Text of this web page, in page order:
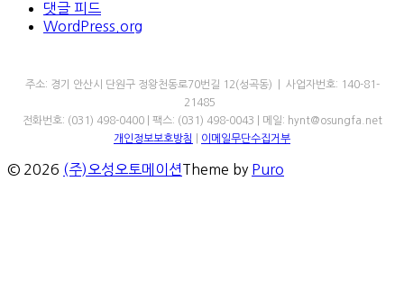
댓글 피드
WordPress.org
주소: 경기 안산시 단원구 정왕천동로70번길 12(성곡동) | 사업자번호: 140-81-
21485
전화번호: (031) 498-0400 | 팩스: (031) 498-0043 | 메일: hynt@osungfa.net
개인정보보호방침
이메일무단수집거부
© 2026 (주)오성오토메이션Theme by Puro